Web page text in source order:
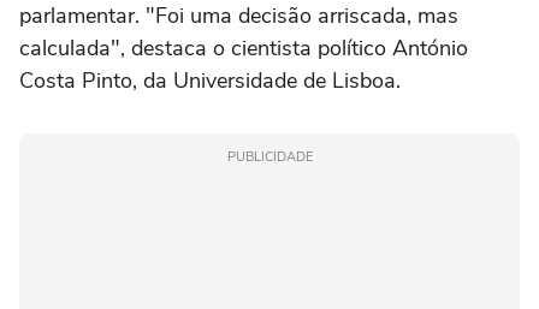
parlamentar. "Foi uma decisão arriscada, mas
calculada", destaca o cientista político António
Costa Pinto, da Universidade de Lisboa.
PUBLICIDADE